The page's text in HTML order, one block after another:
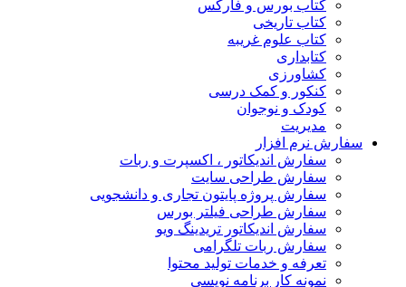
کتاب بورس و فارکس
کتاب تاریخی
کتاب علوم غریبه
کتابداری
کشاورزی
کنکور و کمک‌ درسی
کودک و نوجوان
مدیریت
سفارش نرم افزار
سفارش اندیکاتور ، اکسپرت و ربات
سفارش طراحی سایت
سفارش پروژه پایتون تجاری و دانشجویی
سفارش طراحی فیلتر بورس
سفارش اندیکاتور تریدینگ ویو
سفارش ربات تلگرامی
تعرفه و خدمات تولید محتوا
نمونه کار برنامه نویسی